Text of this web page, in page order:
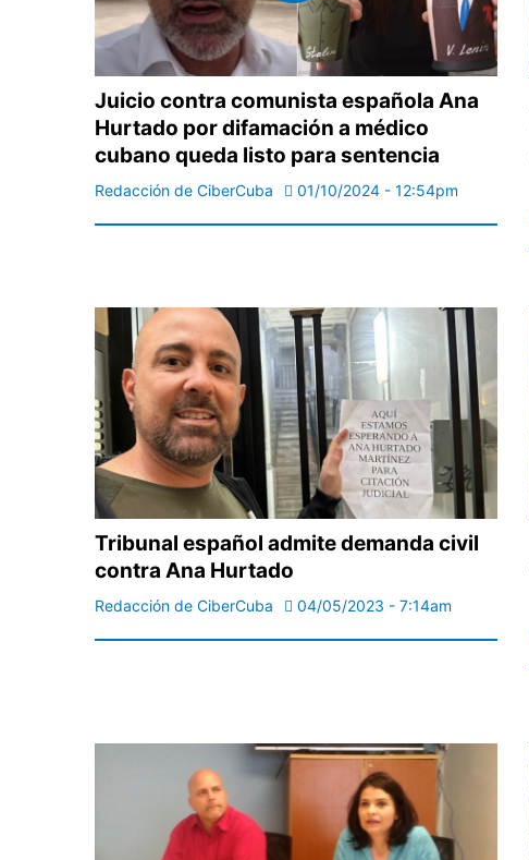
Juicio contra comunista española Ana
Hurtado por difamación a médico
cubano queda listo para sentencia
Redacción de CiberCuba 01/10/2024 - 12:54pm
Tribunal español admite demanda civil
contra Ana Hurtado
Redacción de CiberCuba 04/05/2023 - 7:14am